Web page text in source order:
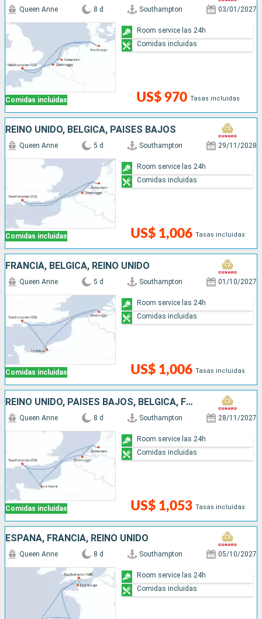
Comidas incluidas
Queen Anne 8 d Southampton 03/01/2027
US$ 970 Tasas incluidas
Room service las 24h
Comidas incluidas
REINO UNIDO, BÉLGICA, PAISES BAJOS
Comidas incluidas
Queen Anne 5 d Southampton 29/11/2028
US$ 1,006 Tasas incluidas
Room service las 24h
Comidas incluidas
FRANCIA, BÉLGICA, REINO UNIDO
Comidas incluidas
Queen Anne 5 d Southampton 01/10/2027
US$ 1,006 Tasas incluidas
Room service las 24h
Comidas incluidas
REINO UNIDO, PAISES BAJOS, BÉLGICA, FRANCIA
Comidas incluidas
Queen Anne 8 d Southampton 28/11/2027
US$ 1,053 Tasas incluidas
Room service las 24h
Comidas incluidas
ESPAÑA, FRANCIA, REINO UNIDO
Queen Anne 8 d Southampton 05/10/2027
Room service las 24h
Comidas incluidas